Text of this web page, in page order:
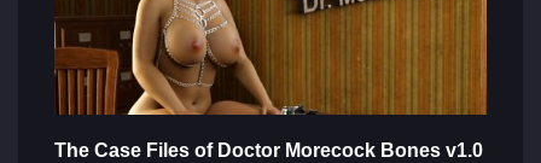
The Case Files of Doctor Morecock Bones v1.0